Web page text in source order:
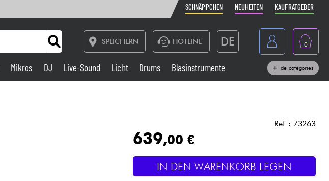
SCHNÄPPCHEN NEUHEITEN KAUFRATGEBER
SPEICHERN HOTLINE DE
Belgique
Nederland
0
Live-Sound
Blasinstrumente
Mikros DJ Live-Sound Licht Drums Blasinstrumente de catégories
Ref : 73263
639,00 €
IN DEN WARENKORB LEGEN